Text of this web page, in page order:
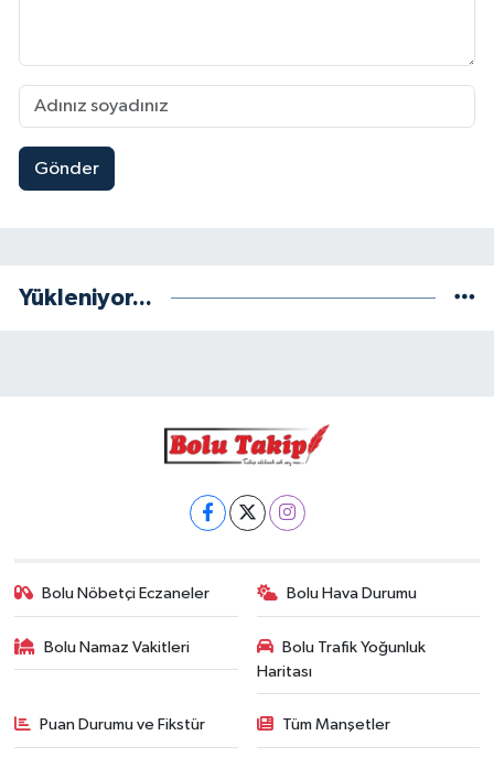
Gönder
Yükleniyor...
Bolu Nöbetçi Eczaneler Bolu Hava Durumu
Bolu Namaz Vakitleri
Bolu Trafik Yoğunluk
Haritası
Puan Durumu ve Fikstür Tüm Manşetler